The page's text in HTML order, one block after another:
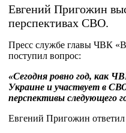
Евгений Пригожин
перспективах СВО.
Пресс службе главы ЧВК
поcтупил вопрос:
«Сегодня ровно год, как
Украине и участвует в
перспективы следующего
Евгений Пригожин